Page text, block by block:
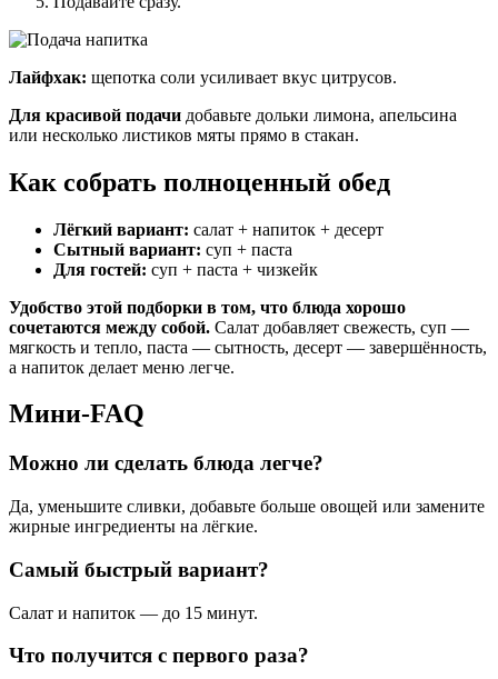
Лайфхак: щепотка соли усиливает вкус цитрусов.
Для красивой подачи добавьте дольки лимона, апельсина
или несколько листиков мяты прямо в стакан.
Как собрать полноценный обед
Лёгкий вариант: салат + напиток + десерт
Сытный вариант: суп + паста
Для гостей: суп + паста + чизкейк
Удобство этой подборки в том, что блюда хорошо
сочетаются между собой. Салат добавляет свежесть, суп —
мягкость и тепло, паста — сытность, десерт — завершённость,
а напиток делает меню легче.
Мини-FAQ
Можно ли сделать блюда легче?
Да, уменьшите сливки, добавьте больше овощей или замените
жирные ингредиенты на лёгкие.
Самый быстрый вариант?
Салат и напиток — до 15 минут.
Что получится с первого раза?